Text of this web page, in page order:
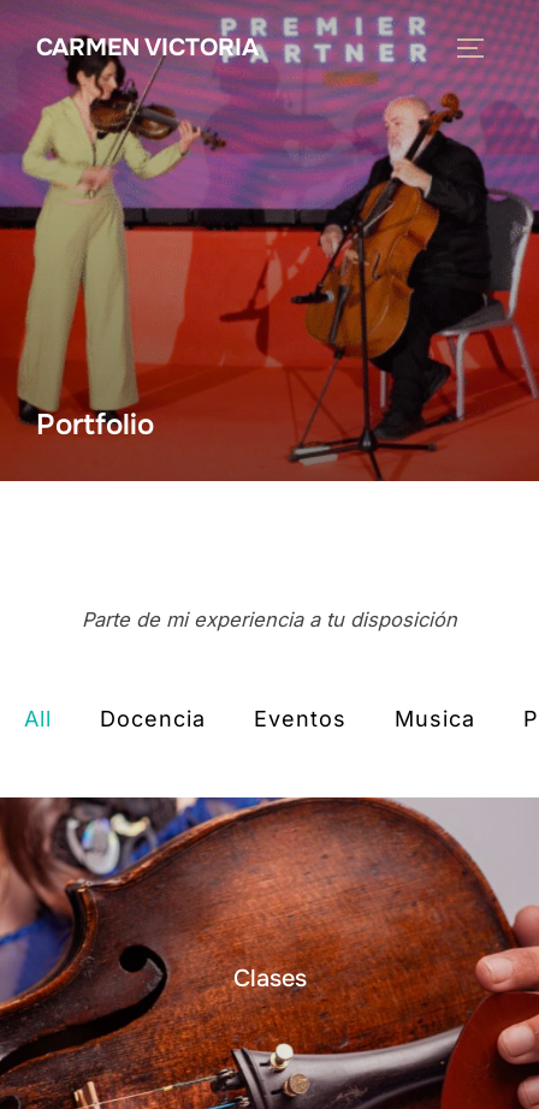
Saltar
contenido
CARMEN VICTORIA
Portfolio
Parte de mi experiencia a tu disposición
All Docencia Eventos Musica
Clases